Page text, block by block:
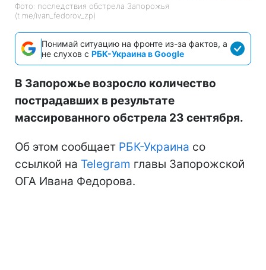
Фото: последствия обстрела Запорожья
(t.me/ivan_fedorov_zp)
Понимай ситуацию на фронте из-за фактов, а
не слухов с РБК-Украина в Google
В Запорожье возросло количество
пострадавших в результате
массированного обстрела 23 сентября.
Об этом сообщает РБК-Украина со
ссылкой на Telegram главы Запорожской
ОГА Ивана Федорова.